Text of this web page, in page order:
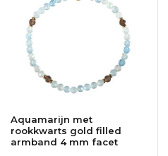
Aquamarijn met
rookkwarts gold filled
armband 4 mm facet